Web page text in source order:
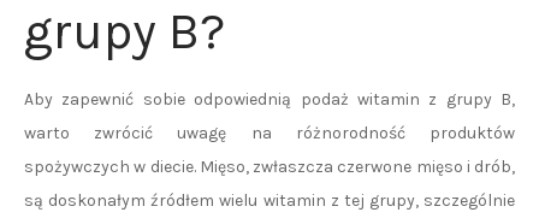
grupy B?
Aby zapewnić sobie odpowiednią podaż witamin z grupy B,
warto zwrócić uwagę na różnorodność produktów
spożywczych w diecie. Mięso, zwłaszcza czerwone mięso i drób,
są doskonałym źródłem wielu witamin z tej grupy, szczególnie